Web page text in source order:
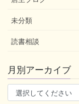
未分類
読書相談
月別アーカイブ